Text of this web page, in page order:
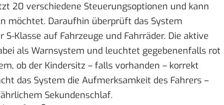
20 verschiedene Steuerungsoptionen und kann
möchtet. Daraufhin überprüft das System
Klasse auf Fahrzeuge und Fahrräder. Die aktive
als Warnsystem und leuchtet gegebenenfalls rot
ob der Kindersitz – falls vorhanden – korrekt
das System die Aufmerksamkeit des Fahrers –
Sekundenschlaf.